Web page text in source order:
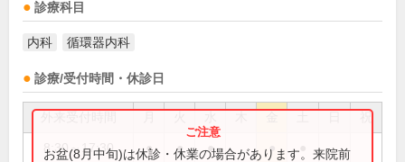
診療科目
内科 循環器内科
診療/受付時間・休診日
祝
8:30～17:30 ● ● ● ●
お盆(8月中旬)は休診・休業の場合があります。来院前